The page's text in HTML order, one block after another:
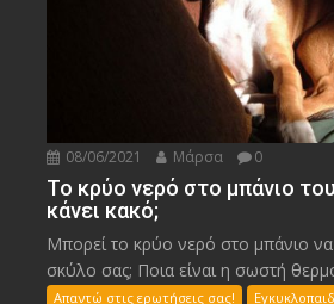
08/06/2021 Μάρσα 0
Το κρύο νερό στο μπάνιο
κάνει κακό;
Μπορεί το κρύο νερό στο μπάνιο
σκύλο σας; Ποια είναι η σωστή
Απαντώ στις ερωτήσεις σας!